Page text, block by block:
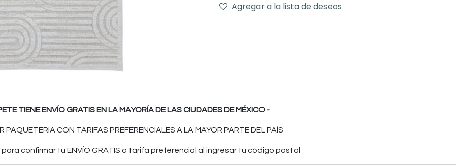
Agregar a la lista de deseos
TIENE ENVÍO GRATIS EN LA MAYORÍA DE LAS CIUDADES DE MÉXICO -
PAQUETERIA CON TARIFAS PREFERENCIALES A LA MAYOR PARTE DEL PAÍS
confirmar tu ENVÍO GRATIS o tarifa preferencial al ingresar tu código postal